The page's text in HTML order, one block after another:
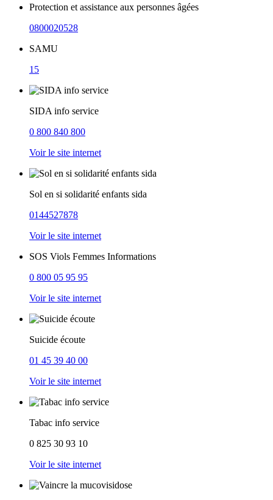
Protection et assistance aux personnes âgées
0800020528
SAMU
15
SIDA info service
0 800 840 800
Voir le site internet
Sol en si solidarité enfants sida
0144527878
Voir le site internet
SOS Viols Femmes Informations
0 800 05 95 95
Voir le site internet
Suicide écoute
01 45 39 40 00
Voir le site internet
Tabac info service
0 825 30 93 10
Voir le site internet